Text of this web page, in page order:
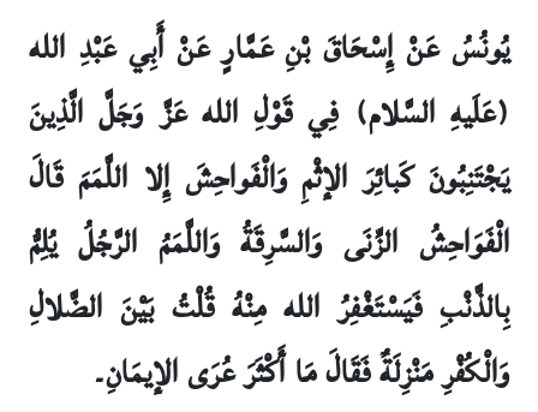
يُونُسُ عَنْ إِسْحَاقَ بْنِ عَمَّارٍ عَنْ أَبِي عَبْدِ الله
(عَلَيهِ السَّلام) فِي قَوْلِ الله عَزَّ وَجَلَّ الَّذِينَ
يَجْتَنِبُونَ كَبائِرَ الإثْمِ وَالْفَواحِشَ إِلا اللَّمَمَ قَالَ
الْفَوَاحِشُ الزِّنَى وَالسَّرِقَةُ وَاللَّمَمُ الرَّجُلُ يُلِمُّ
بِالذَّنْبِ فَيَسْتَغْفِرُ الله مِنْهُ قُلْتُ بَيْنَ الضَّلالِ
وَالْكُفْرِ مَنْزِلَةٌ فَقَالَ مَا أَكْثَرَ عُرَى الإيمَانِ۔